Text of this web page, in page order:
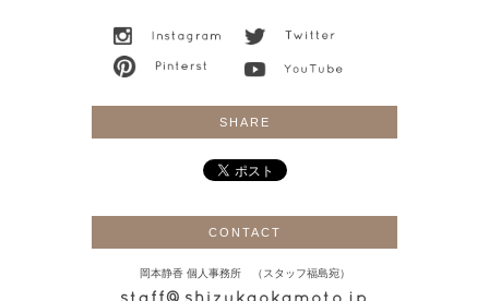
SHARE
CONTACT
岡本静香 個人事務所 （スタッフ福島宛）